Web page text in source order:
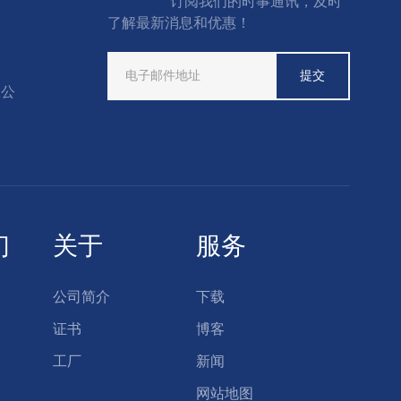
了解最新消息和优惠！
关于
公司简介
证书
工厂
服务
下载
博客
新闻
网站地图